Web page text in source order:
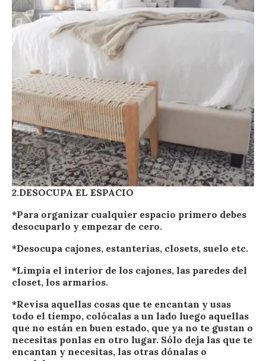
2.DESOCUPA EL ESPACIO
*Para organizar cualquier espacio primero debes
desocuparlo y empezar de cero.
*Desocupa cajones, estanterias, closets, suelo etc.
*Limpia el interior de los cajones, las paredes del
closet, los armarios.
*Revisa aquellas cosas que te encantan y usas
todo el tiempo, colócalas a un lado luego aquellas
que no están en buen estado, que ya no te gustan o
necesitas ponlas en otro lugar. Sólo deja las que te
encantan y necesitas, las otras dónalas o